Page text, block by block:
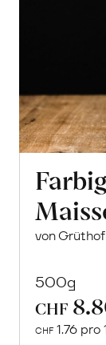
von
500g
CHF
CHF 1.76